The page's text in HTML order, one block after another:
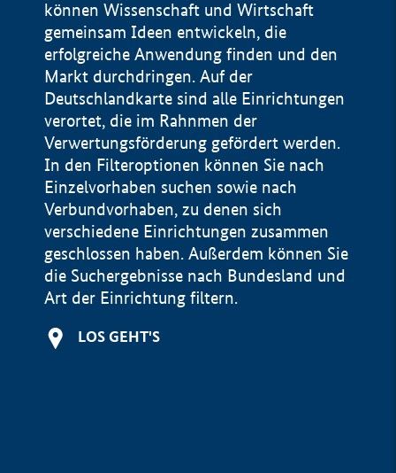
können Wissenschaft und Wirtschaft
gemeinsam Ideen entwickeln, die
erfolgreiche Anwendung finden und den
Markt durchdringen. Auf der
Deutschlandkarte sind alle Einrichtungen
verortet, die im Rahnmen der
Verwertungsförderung gefördert werden.
In den Filteroptionen können Sie nach
Einzelvorhaben suchen sowie nach
Verbundvorhaben, zu denen sich
verschiedene Einrichtungen zusammen
geschlossen haben. Außerdem können Sie
die Suchergebnisse nach Bundesland und
Art der Einrichtung filtern.
LOS GEHT'S